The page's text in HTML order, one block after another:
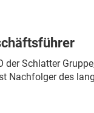
der Schlatter
Nachfolger des